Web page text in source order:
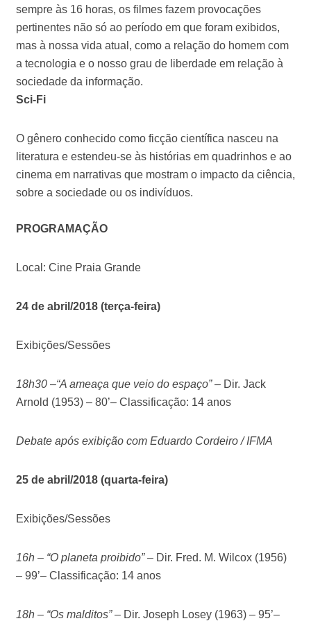
sempre às 16 horas, os filmes fazem provocações
pertinentes não só ao período em que foram exibidos,
mas à nossa vida atual, como a relação do homem com
a tecnologia e o nosso grau de liberdade em relação à
sociedade da informação.
Sci-Fi
O gênero conhecido como ficção científica nasceu na
literatura e estendeu-se às histórias em quadrinhos e ao
cinema em narrativas que mostram o impacto da ciência,
sobre a sociedade ou os indivíduos.
PROGRAMAÇÃO
Local: Cine Praia Grande
24 de abril/2018 (terça-feira)
Exibições/Sessões
18h30 –“A ameaça que veio do espaço” – Dir. Jack
Arnold (1953) – 80’– Classificação: 14 anos
Debate após exibição com Eduardo Cordeiro / IFMA
25 de abril/2018 (quarta-feira)
Exibições/Sessões
16h – “O planeta proibido”– Dir. Fred. M. Wilcox (1956)
– 99’– Classificação: 14 anos
18h – “Os malditos”– Dir. Joseph Losey (1963) – 95’–